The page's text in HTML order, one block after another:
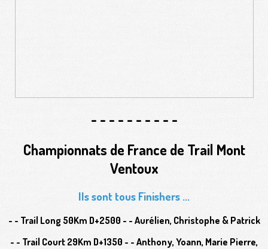
- - - - - - - - - -
Championnats de France de Trail Mont
Ventoux
Ils sont tous Finishers ...
- - Trail Long 50Km D+2500 - - Aurélien, Christophe & Patrick
- - Trail Court 29Km D+1350 - - Anthony, Yoann, Marie Pierre,